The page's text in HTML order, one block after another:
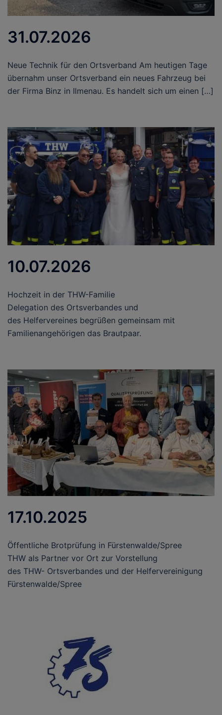
31.07.2026
Neue Technik für den Ortsverband Am heutigen Tage
übernahm unser Ortsverband ein neues Fahrzeug bei
der Firma Binz in Ilmenau. Es handelt sich um einen […]
10.07.2026
Hochzeit in der THW-Familie
Delegation des Ortsverbandes und
des Helfervereines begrüßen gemeinsam mit
Familienangehörigen das Brautpaar.
17.10.2025
Öffentliche Brotprüfung in Fürstenwalde/Spree
THW als Partner vor Ort zur Vorstellung
des THW- Ortsverbandes und der Helfervereinigung
Fürstenwalde/Spree